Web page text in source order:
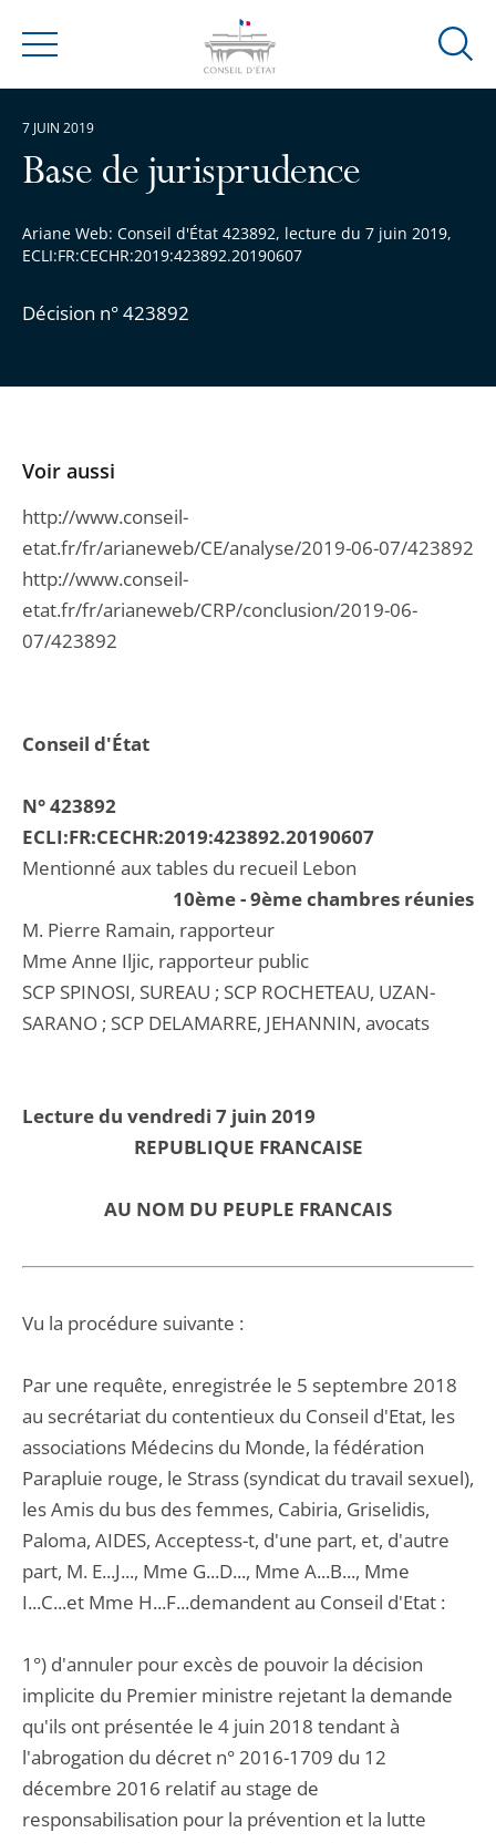
Menu
Ouvrir
Base de jurisprudence
Ariane Web: Conseil d'État 423892, lecture du 7 juin 2019,
ECLI:FR:CECHR:2019:423892.20190607
Décision n° 423892
7 JUIN 2019
Conseil d'État
N° 423892
ECLI:FR:CECHR:2019:423892.20190607
Mentionné aux tables du recueil Lebon
10ème - 9ème chambres réunies
M. Pierre Ramain, rapporteur
Mme Anne Iljic, rapporteur public
SCP SPINOSI, SUREAU ; SCP ROCHETEAU, UZAN-
SARANO ; SCP DELAMARRE, JEHANNIN, avocats
Lecture du vendredi 7 juin 2019
REPUBLIQUE FRANCAISE
AU NOM DU PEUPLE FRANCAIS
Vu la procédure suivante :
Par une requête, enregistrée le 5 septembre 2018
au secrétariat du contentieux du Conseil d'Etat, les
associations Médecins du Monde, la fédération
Parapluie rouge, le Strass (syndicat du travail sexuel),
les Amis du bus des femmes, Cabiria, Griselidis,
Paloma, AIDES, Acceptess-t, d'une part, et, d'autre
part, M. E...J..., Mme G...D..., Mme A...B..., Mme
I...C...et Mme H...F...demandent au Conseil d'Etat :
1°) d'annuler pour excès de pouvoir la décision
implicite du Premier ministre rejetant la demande
qu'ils ont présentée le 4 juin 2018 tendant à
l'abrogation du décret n° 2016-1709 du 12
décembre 2016 relatif au stage de
responsabilisation pour la prévention et la lutte
Voir aussi
http://www.conseil-
etat.fr/fr/arianeweb/CE/analyse/2019-06-07/423892
http://www.conseil-
etat.fr/fr/arianeweb/CRP/conclusion/2019-06-
07/423892